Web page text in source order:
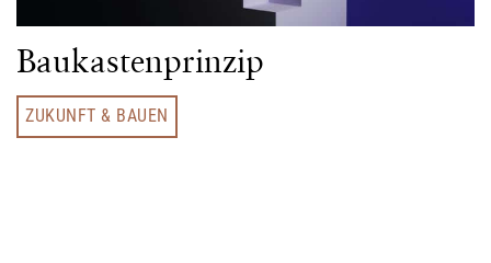
Baukastenprinzip
ZUKUNFT & BAUEN